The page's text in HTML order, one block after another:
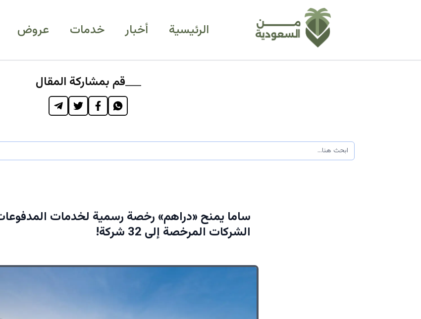
الرئيسية أخبار خدمات عروض
قم بمشاركة المقال
ساما يمنح «دراهم» رخصة رسمية لخدمات
الشركات المرخصة إلى 32 شركة!